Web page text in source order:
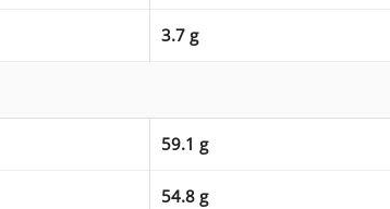
3.7 g
59.1 g
54.8 g